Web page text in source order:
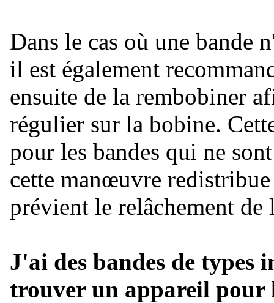
Dans le cas où une bande
il est également
ensuite de la rembobiner
régulier sur la bobine.
pour les bandes qui ne
cette manœuvre
prévient le relâchement de
J'ai des bandes de types
trouver un appareil pour